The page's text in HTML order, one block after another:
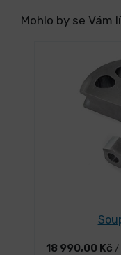
Mohlo by se Vám
18 990,00 Kč /